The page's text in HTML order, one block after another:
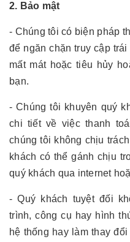
2. Bảo mật
- Chúng tôi có biện pháp
để ngăn chặn truy cập
mất mát hoặc tiêu hủy
bạn.
- Chúng tôi khuyên quý
chi tiết về việc thanh
chúng tôi không chịu
khách có thể gánh chịu
quý khách qua internet
- Quý khách tuyệt đối
trình, công cụ hay hình
hệ thống hay làm thay